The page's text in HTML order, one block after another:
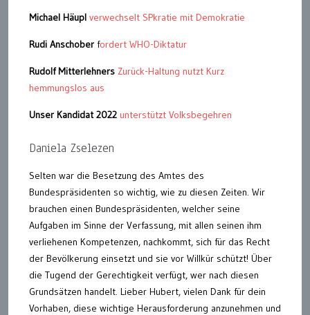
Michael Häupl verwechselt SPkratie mit Demokratie
Rudi Anschober fordert WHO-Diktatur
Rudolf Mitterlehners Zurück-Haltung nutzt Kurz
hemmungslos aus
Unser Kandidat 2022 unterstützt Volksbegehren
Daniela Zselezen
Selten war die Besetzung des Amtes des
Bundespräsidenten so wichtig, wie zu diesen Zeiten. Wir
brauchen einen Bundespräsidenten, welcher seine
Aufgaben im Sinne der Verfassung, mit allen seinen ihm
verliehenen Kompetenzen, nachkommt, sich für das Recht
der Bevölkerung einsetzt und sie vor Willkür schützt! Über
die Tugend der Gerechtigkeit verfügt, wer nach diesen
Grundsätzen handelt. Lieber Hubert, vielen Dank für dein
Vorhaben, diese wichtige Herausforderung anzunehmen und